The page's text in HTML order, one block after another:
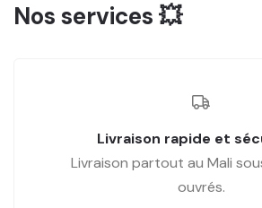
Nos services 💥
Livraison rapide et
Livraison partout au Mali
ouvrés.